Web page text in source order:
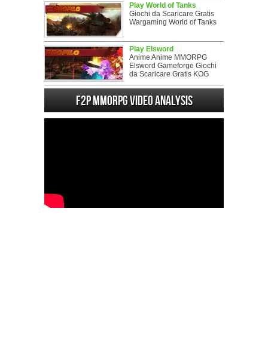
Play World of Tanks
Giochi da Scaricare Gratis
Wargaming World of Tanks
Play Elsword
Anime Anime MMORPG
Elsword Gameforge Giochi
da Scaricare Gratis KOG
F2P MMORPG Video analysis